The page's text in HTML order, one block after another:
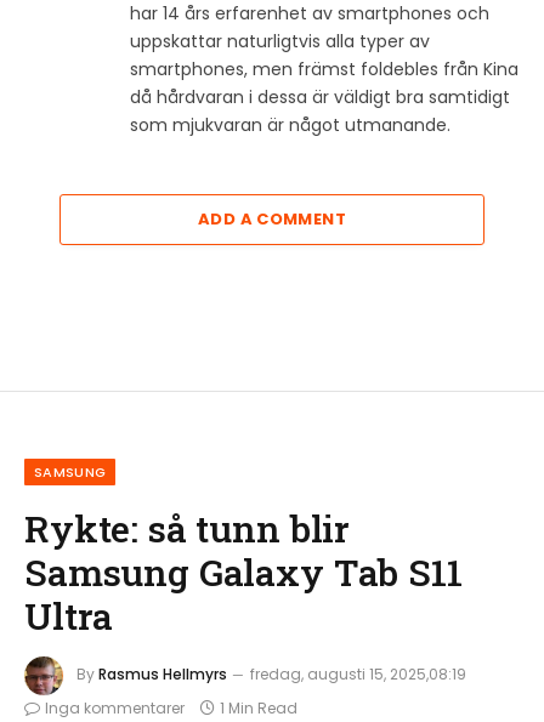
har 14 års erfarenhet av smartphones och
uppskattar naturligtvis alla typer av
smartphones, men främst foldebles från Kina
då hårdvaran i dessa är väldigt bra samtidigt
som mjukvaran är något utmanande.
ADD A COMMENT
SAMSUNG
Rykte: så tunn blir
Samsung Galaxy Tab S11
Ultra
ByRasmus Hellmyrs
fredag, augusti 15, 2025,08:19
Inga kommentarer
1 Min Read